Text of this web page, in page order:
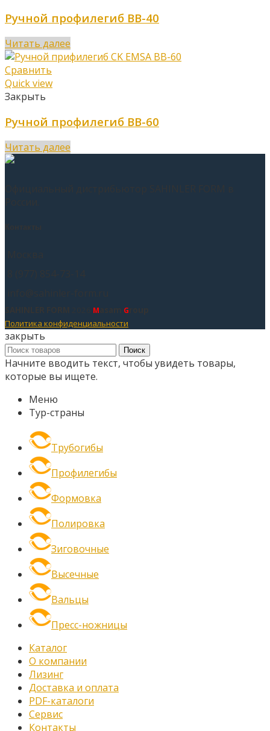
Ручной профилегиб BB-40
Читать далее
Сравнить
Quick view
Закрыть
Ручной профилегиб BB-60
Читать далее
M G
Политика конфиденциальности
закрыть
Поиск
Начните вводить текст, чтобы увидеть товары,
которые вы ищете.
Меню
Тур-страны
Трубогибы
Профилегибы
Формовка
Полировка
Зиговочные
Высечные
Вальцы
Пресс-ножницы
Каталог
О компании
Лизинг
Доставка и оплата
PDF-каталоги
Сервис
Контакты